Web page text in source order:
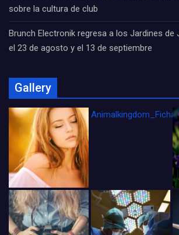
sobre la cultura de club
Brunch Electronik regresa a los Jardines de
el 23 de agosto y el 13 de septiembre
Gallery